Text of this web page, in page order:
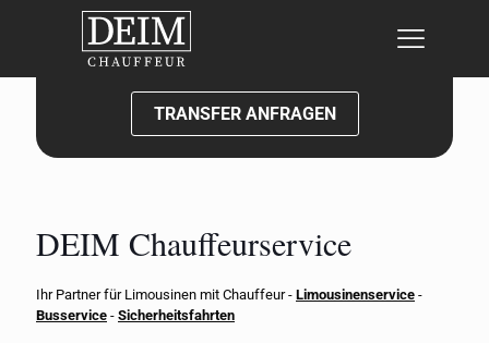
Jetzt Kontakt aufnehmen:
TRANSFER ANFRAGEN
DEIM Chauffeurservice
Ihr Partner für Limousinen mit Chauffeur - Limousinenservice -
Busservice - Sicherheitsfahrten